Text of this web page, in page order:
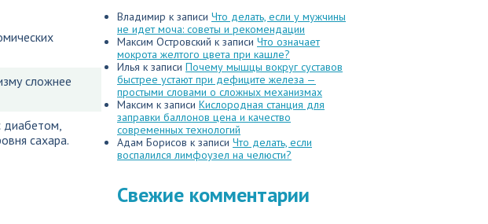
сложнее
диабетом,
сахара.
Владимир к записи Что делать, если у мужчины
не идет моча: советы и рекомендации
Максим Островский к записи Что означает
мокрота желтого цвета при кашле?
Илья к записи Почему мышцы вокруг суставов
быстрее устают при дефиците железа —
простыми словами о сложных механизмах
Максим к записи Кислородная станция для
заправки баллонов цена и качество
современных технологий
Адам Борисов к записи Что делать, если
воспалился лимфоузел на челюсти?
Свежие комментарии